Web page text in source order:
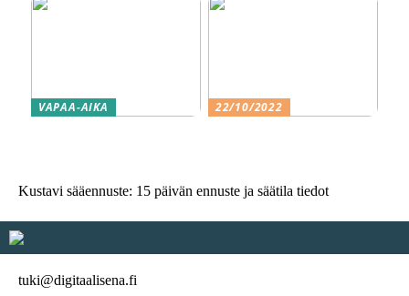
VAPAA-AIKA
22/10/2022
Kustavi sääennuste: 15 päivän ennuste ja säätila tiedot
tuki@digitaalisena.fi